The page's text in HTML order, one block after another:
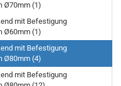
Ø70mm (1)
mit Befestigung
Ø60mm (1)
mit Befestigung
Ø80mm (4)
mit Befestigung